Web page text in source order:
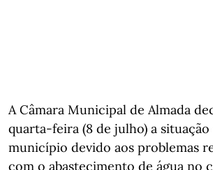
A Câmara Municipal de Almada
quarta-feira (8 de julho) a
município devido aos problemas
com o abastecimento de água no